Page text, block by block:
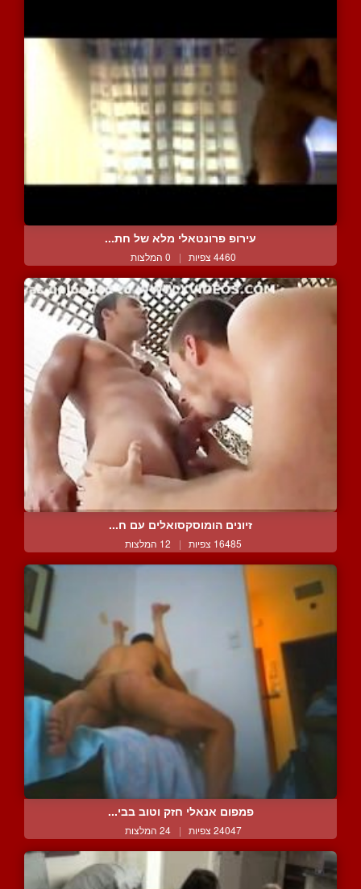
עירופ פרונטאלי מלא של חת...
4460 צפיות | 0 המלצות
זיונים הומוסקסואלים עם ח...
16485 צפיות | 12 המלצות
פמפום אנאלי חזק וטוב בבי...
24047 צפיות | 24 המלצות